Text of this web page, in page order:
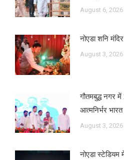
August 6, 2026
नोएडा शनि
August 3, 2026
गौतमबुद्ध नगर
आत्मनिर्भर
August 3, 2026
नोएडा